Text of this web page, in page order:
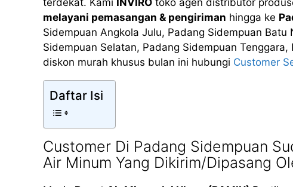
terdekat. Kami INVIRO toko agen distributor
melayani pemasangan & pengiriman hingga ke
Sidempuan Angkola Julu, Padang Sidempuan
Sidempuan Selatan, Padang Sidempuan
diskon murah khusus bulan ini hubungi Customer
Daftar Isi
Customer Di Padang Sidempuan
Air Minum Yang Dikirim/Dipasang